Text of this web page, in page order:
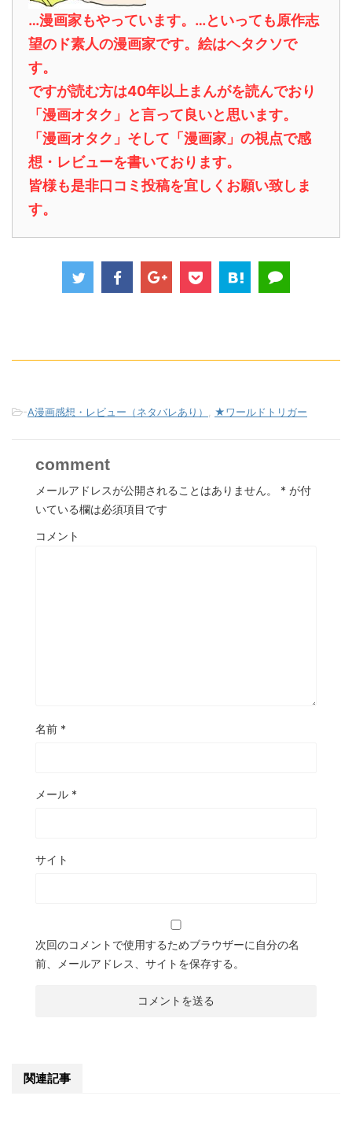
…漫画家もやっています。…といっても原作志
望のド素人の漫画家です。絵はヘタクソで
す。
ですが読む方は40年以上まんがを読んでおり
「漫画オタク」と言って良いと思います。
「漫画オタク」そして「漫画家」の視点で感
想・レビューを書いております。
皆様も是非口コミ投稿を宜しくお願い致しま
す。
-A漫画感想・レビュー（ネタバレあり） ★ワールドトリガー
comment
メールアドレスが公開されることはありません。 * が付
いている欄は必須項目です
コメント
名前 *
メール *
サイト
次回のコメントで使用するためブラウザーに自分の名
前、メールアドレス、サイトを保存する。
関連記事